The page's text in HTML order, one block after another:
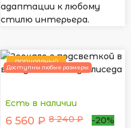
адаптации к любому
стилю интерьера.
ПОПУЛЯРНЫЙ
Доступны любые размеры
Есть в наличии
6 560 ₽ 8 240 ₽
-20%